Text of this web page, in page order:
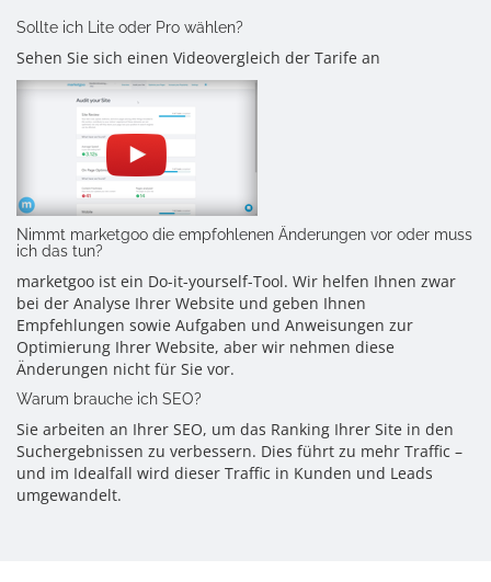
Sollte ich Lite oder Pro wählen?
Sehen Sie sich einen Videovergleich der Tarife an
Nimmt marketgoo die empfohlenen Änderungen vor oder muss
ich das tun?
marketgoo ist ein Do-it-yourself-Tool. Wir helfen Ihnen zwar
bei der Analyse Ihrer Website und geben Ihnen
Empfehlungen sowie Aufgaben und Anweisungen zur
Optimierung Ihrer Website, aber wir nehmen diese
Änderungen nicht für Sie vor.
Warum brauche ich SEO?
Sie arbeiten an Ihrer SEO, um das Ranking Ihrer Site in den
Suchergebnissen zu verbessern. Dies führt zu mehr Traffic –
und im Idealfall wird dieser Traffic in Kunden und Leads
umgewandelt.